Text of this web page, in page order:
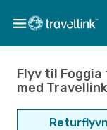
Flyv til Foggia
med Travellink